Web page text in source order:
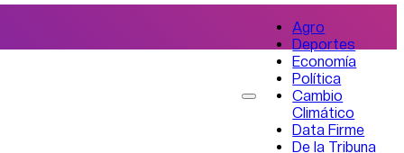
Agro
Deportes
Economía
Política
Cambio
Climático
Data Firme
De la Tribuna